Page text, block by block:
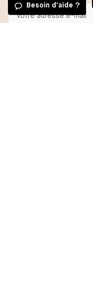
Besoin d'aide ?